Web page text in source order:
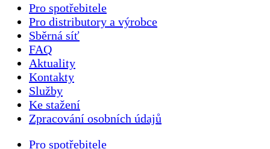
Pro spotřebitele
Pro distributory a výrobce
Sběrná síť
FAQ
Aktuality
Kontakty
Služby
Ke stažení
Zpracování osobních údajů
Pro spotřebitele